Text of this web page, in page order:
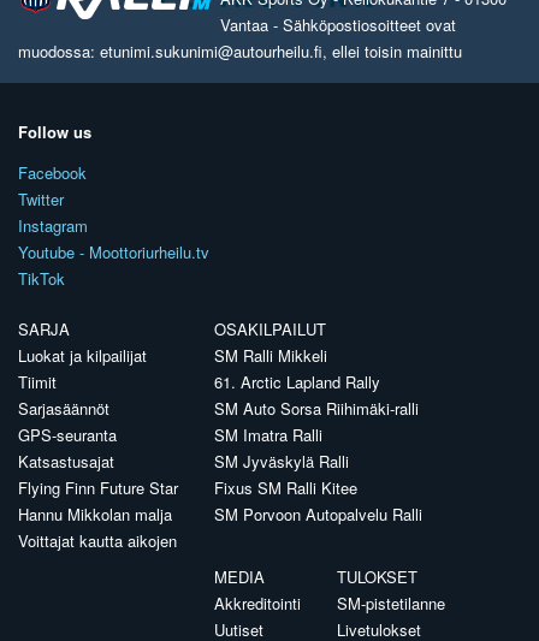
Vantaa - Sähköpostiosoitteet ovat
muodossa: etunimi.sukunimi@autourheilu.fi, ellei toisin mainittu
Follow us
Facebook
Twitter
Instagram
Youtube - Moottoriurheilu.tv
TikTok
SARJA
Luokat ja kilpailijat
Tiimit
Sarjasäännöt
GPS-seuranta
Katsastusajat
Flying Finn Future Star
Hannu Mikkolan malja
Voittajat kautta aikojen
OSAKILPAILUT
SM Ralli Mikkeli
61. Arctic Lapland Rally
SM Auto Sorsa Riihimäki-ralli
SM Imatra Ralli
SM Jyväskylä Ralli
Fixus SM Ralli Kitee
SM Porvoon Autopalvelu Ralli
MEDIA
Akkreditointi
Uutiset
TULOKSET
SM-pistetilanne
Livetulokset